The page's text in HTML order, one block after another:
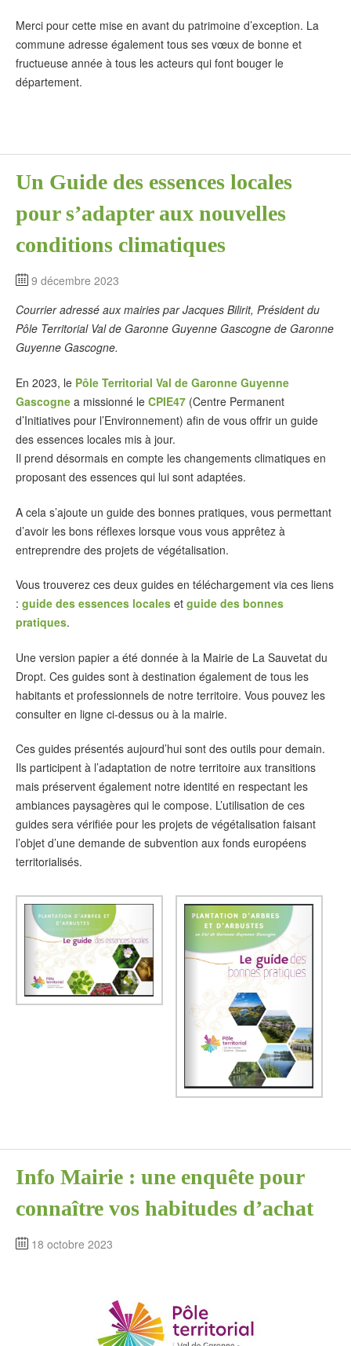
Merci pour cette mise en avant du patrimoine d’exception. La
commune adresse également tous ses vœux de bonne et
fructueuse année à tous les acteurs qui font bouger le
département.
Un Guide des essences locales
pour s’adapter aux nouvelles
conditions climatiques
9 décembre 2023
Courrier adressé aux mairies par Jacques Bilirit, Président du
Pôle Territorial Val de Garonne Guyenne Gascogne de Garonne
Guyenne Gascogne.
En 2023, le Pôle Territorial Val de Garonne Guyenne
Gascogne a missionné le CPIE47 (Centre Permanent
d’Initiatives pour l’Environnement) afin de vous offrir un guide
des essences locales mis à jour.
Il prend désormais en compte les changements climatiques en
proposant des essences qui lui sont adaptées.
A cela s’ajoute un guide des bonnes pratiques, vous permettant
d’avoir les bons réflexes lorsque vous vous apprêtez à
entreprendre des projets de végétalisation.
Vous trouverez ces deux guides en téléchargement via ces liens
: guide des essences locales et guide des bonnes
pratiques.
Une version papier a été donnée à la Mairie de La Sauvetat du
Dropt. Ces guides sont à destination également de tous les
habitants et professionnels de notre territoire. Vous pouvez les
consulter en ligne ci-dessus ou à la mairie.
Ces guides présentés aujourd’hui sont des outils pour demain.
Ils participent à l’adaptation de notre territoire aux transitions
mais préservent également notre identité en respectant les
ambiances paysagères qui le compose. L’utilisation de ces
guides sera vérifiée pour les projets de végétalisation faisant
l’objet d’une demande de subvention aux fonds européens
territorialisés.
Info Mairie : une enquête pour
connaître vos habitudes d’achat
18 octobre 2023